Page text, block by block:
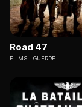
Road 47
FILMS GUERRE